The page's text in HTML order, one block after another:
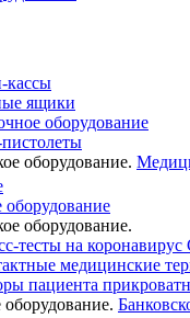
кассы
ящики
оборудование
тесты на коронавирус
медицинские
пациента